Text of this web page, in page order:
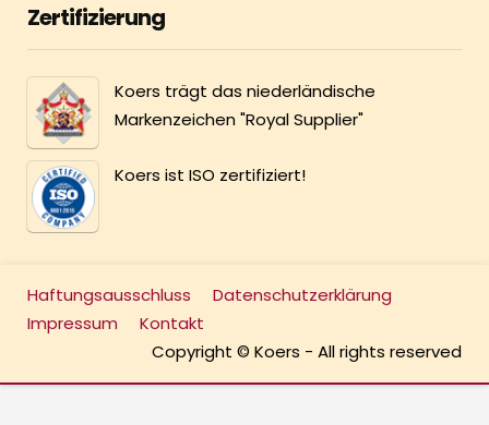
Zertifizierung
Koers trägt das niederländische
Markenzeichen "Royal Supplier"
Koers ist ISO zertifiziert!
Haftungsausschluss
Datenschutzerklärung
Impressum
Kontakt
Copyright © Koers - All rights reserved